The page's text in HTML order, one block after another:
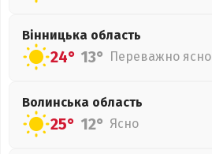
Вінницька область
24° 13° Переважно ясно
Волинська область
25° 12° Ясно